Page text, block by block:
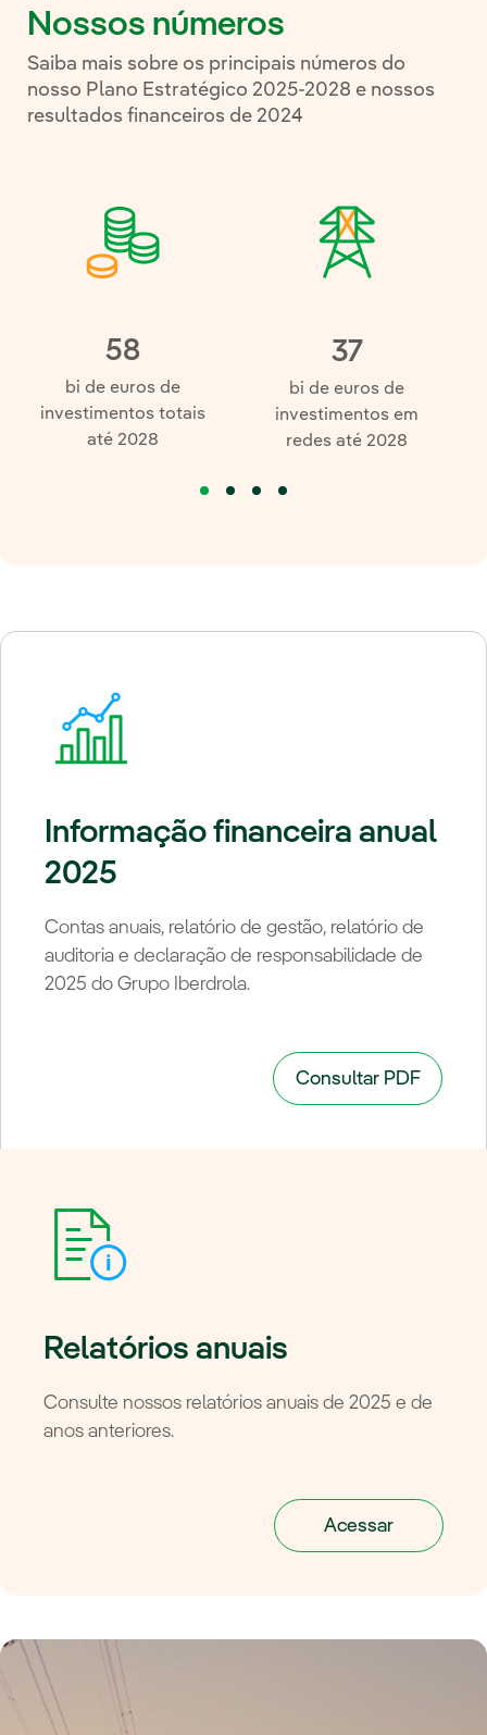
Nossos números
Saiba mais sobre os principais números do
nosso Plano Estratégico 2025-2028 e nossos
resultados financeiros de 2024
58
bi de euros de
investimentos totais
até 2028
37
bi de euros de
investimentos em
redes até 2028
Informação financeira anual
2025
Contas anuais, relatório de gestão, relatório de
auditoria e declaração de responsabilidade de
2025 do Grupo Iberdrola.
Consultar PDF
Relatórios anuais
Consulte nossos relatórios anuais de 2025 e de
anos anteriores.
Acessar